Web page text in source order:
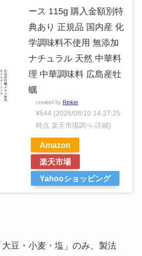
ース 115g 購入金額別特
典あり 正規品 国内産 化
学調味料不使用 無添加
ナチュラル 天然 中華料
理 中華調味料 広島産牡
蠣
created by Rinker
¥544 (2026/08/10 14:27:25
時点 楽天市場調べ-詳細)
Amazon
楽天市場
Yahooショッピング
豆・小麦・塩」のみ、製法